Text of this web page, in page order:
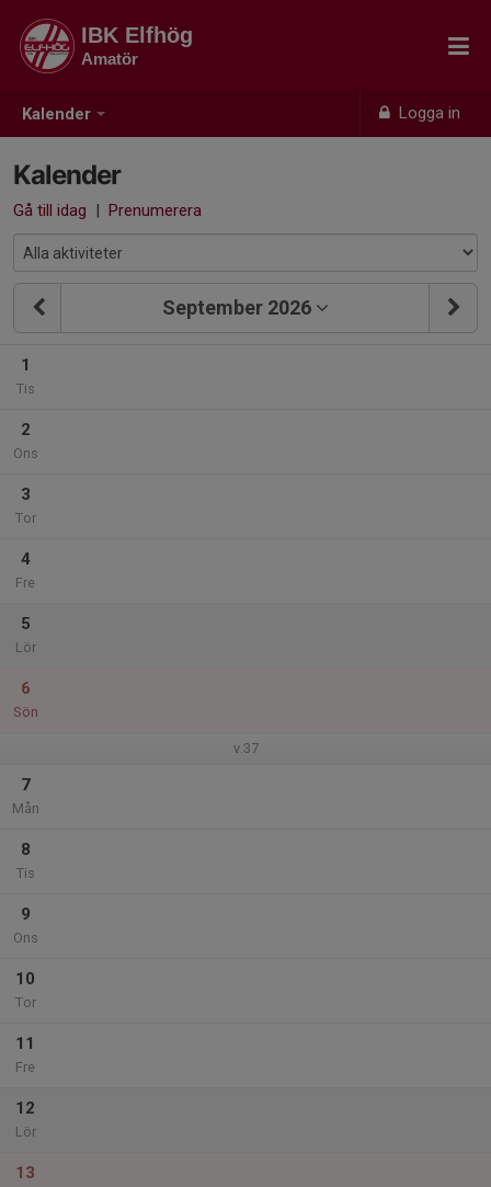
Kalender Logga in
IBK Elfhög
Amatör
Kalender
Gå till idag | Prenumerera
September 2026
1
Tis
2
Ons
3
Tor
4
Fre
5
Lör
6
Sön
v.37
7
Mån
8
Tis
9
Ons
10
Tor
11
Fre
12
Lör
13